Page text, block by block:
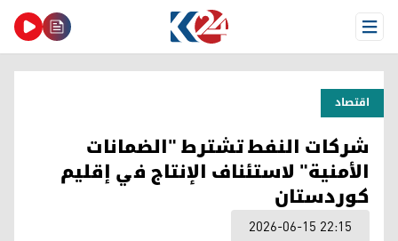
Open Menu
اقتصاد
شركات النفط تشترط "الضمانات
الأمنية" لاستئناف الإنتاج في إقليم
كوردستان
2026-06-15 22:15